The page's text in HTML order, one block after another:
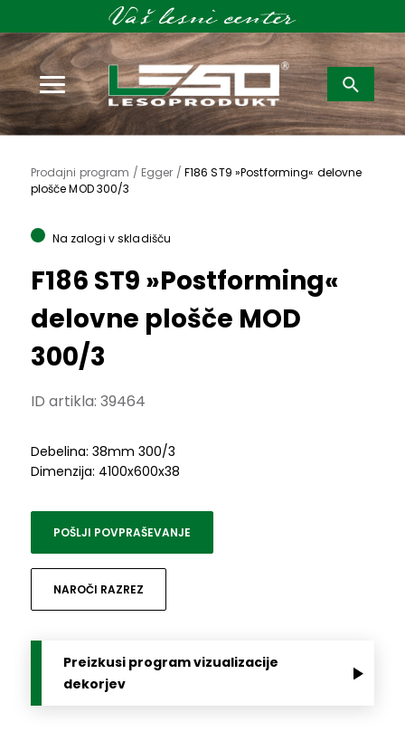
Išči:
Prodajni program / Egger / F186 ST9 »Postforming« delovne
plošče MOD 300/3
Na zalogi v skladišču
F186 ST9 »Postforming«
delovne plošče MOD
300/3
ID artikla: 39464
Debelina: 38mm 300/3
Dimenzija: 4100x600x38
POŠLJI POVPRAŠEVANJE
NAROČI RAZREZ
Preizkusi program vizualizacije
dekorjev